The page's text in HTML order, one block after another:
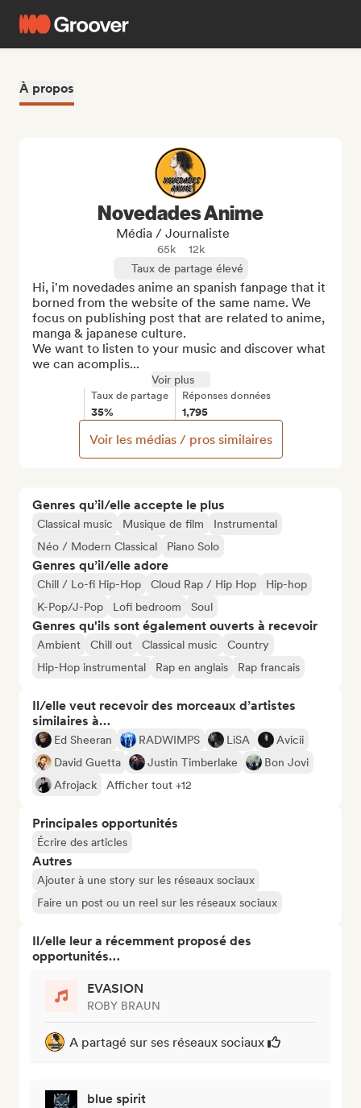
À propos
Genres qu’il/elle accepte le plus
Classical music Musique de film
Instrumental
Néo / Modern Classical
Piano Solo
Genres qu’il/elle adore
Chill / Lo-fi Hip-Hop Cloud Rap / Hip Hop
Hip-hop
K-Pop/J-Pop
Lofi bedroom Soul
Genres qu'ils sont également ouverts à recevoir
Ambient Chill out Classical music
Country
Hip-Hop instrumental
Rap en anglais Rap francais
Il/elle veut recevoir des morceaux d’artistes
similaires à…
Ed Sheeran RADWIMPS LiSA
Avicii
David Guetta
Justin Timberlake
Bon Jovi
Afrojack
Afficher tout +12
Principales opportunités
Écrire des articles
Autres
Ajouter à une story sur les réseaux sociaux
Faire un post ou un reel sur les réseaux sociaux
Il/elle leur a récemment proposé des
opportunités…
EVASION
ROBY BRAUN
A partagé sur ses réseaux sociaux
blue spirit
Novedades Anime
Média / Journaliste
65k
12k
Taux de partage élevé
Hi, i'm novedades anime an spanish fanpage that it
borned from the website of the same name. We
focus on publishing post that are related to anime,
manga & japanese culture.
We want to listen to your music and discover what
we can acomplis...
Voir plus
Taux de partage
35%
Réponses données
1,795
Voir les médias / pros similaires